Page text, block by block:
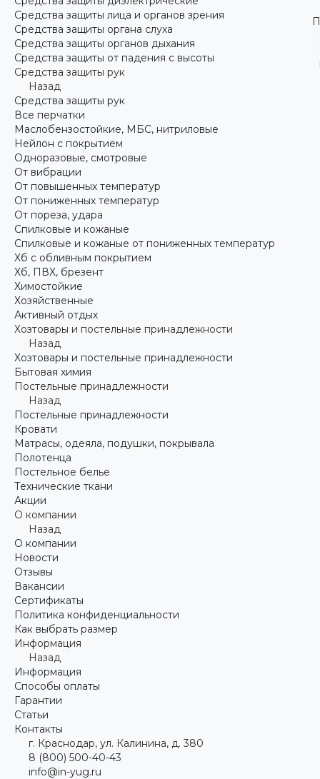
Средства защиты лица и органов зрения
Средства защиты органа слуха
Средства защиты органов дыхания
Средства защиты от падения с высоты
Средства защиты рук
Назад
Средства защиты рук
Все перчатки
Маслобензостойкие, МБС, нитриловые
Нейлон с покрытием
Одноразовые, смотровые
От вибрации
От повышенных температур
От пониженных температур
От пореза, удара
Спилковые и кожаные
Спилковые и кожаные от пониженных температур
Хб с обливным покрытием
Хб, ПВХ, брезент
Химостойкие
Хозяйственные
Активный отдых
Хозтовары и постельные принадлежности
Назад
Хозтовары и постельные принадлежности
Бытовая химия
Постельные принадлежности
Назад
Постельные принадлежности
Кровати
Матрасы, одеяла, подушки, покрывала
Полотенца
Постельное белье
Технические ткани
Акции
О компании
Назад
О компании
Новости
Отзывы
Вакансии
Сертификаты
Политика конфиденциальности
Как выбрать размер
Информация
Назад
Информация
Способы оплаты
Гарантии
Статьи
Контакты
г. Краснодар, ул. Калинина, д. 380
8 (800) 500-40-43
info@in-yug.ru